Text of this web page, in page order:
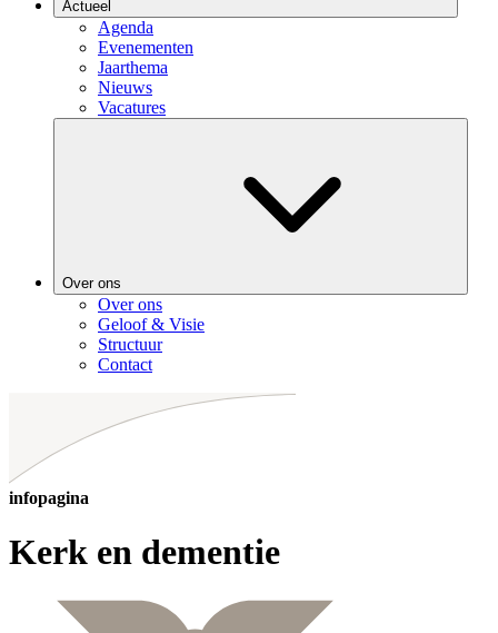
Actueel
Agenda
Evenementen
Jaarthema
Nieuws
Vacatures
Over ons
Over ons
Geloof & Visie
Structuur
Contact
infopagina
Kerk en dementie